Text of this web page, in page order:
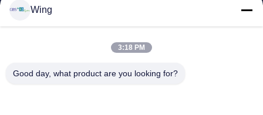
Pertunjukan VR
Tur Pabrik
Wing
3:18 PM
Good day, what product are you looking for?